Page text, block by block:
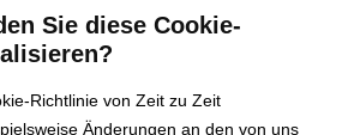
Sie diese Cookie-
Richtlinie von Zeit zu Zeit
Änderungen an den von uns